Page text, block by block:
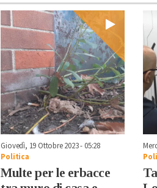
Giovedì, 19 Ottobre 2023 - 05:28
Politica
Multe per le erbacce